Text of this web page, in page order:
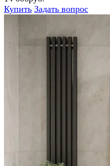
Купить Задать вопрос